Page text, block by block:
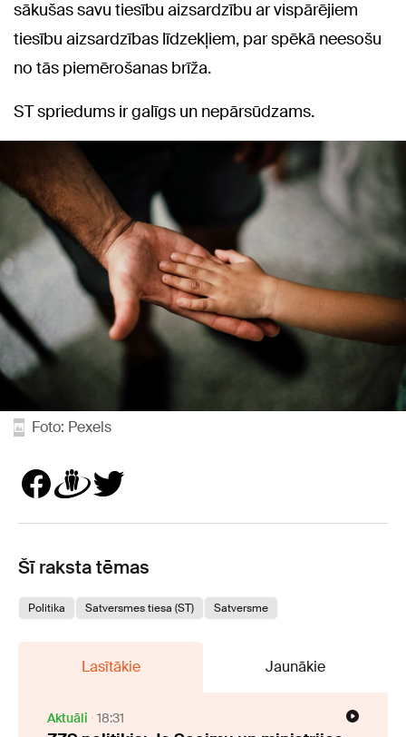
sākušas savu tiesību aizsardzību ar vispārējiem
tiesību aizsardzības līdzekļiem, par spēkā neesošu
no tās piemērošanas brīža.
ST spriedums ir galīgs un nepārsūdzams.
Foto: Pexels
Šī raksta tēmas
Politika Satversmes tiesa (ST) Satversme
Lasītākie Jaunākie
Aktuāli 18:31